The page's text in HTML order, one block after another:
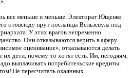
все меньше и меньше. Электорат Ющенко
отовсюду прут посланцы Вельзевула под
У этих врагов непременно
Они отказываются верить в аферу
оценивание», отказываются делать
дети, почему-то хотят есть. Им, негодяям,
выплачивать потребительские кредиты.
Не пересчитать окаянных.